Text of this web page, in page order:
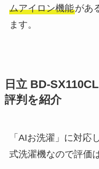
ムアイロン機能があ
ます。
日立 BD-
評判を紹介
「AIお洗濯」に対応
式洗濯機なので評価